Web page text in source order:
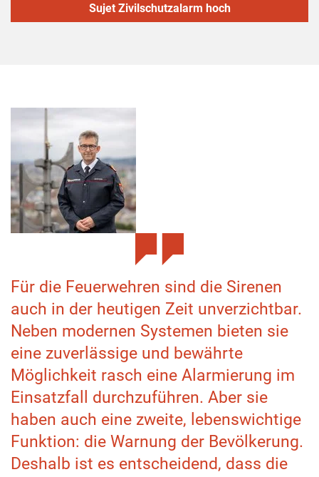
Sujet Zivilschutzalarm hoch
Für die Feuerwehren sind die Sirenen
auch in der heutigen Zeit unverzichtbar.
Neben modernen Systemen bieten sie
eine zuverlässige und bewährte
Möglichkeit rasch eine Alarmierung im
Einsatzfall durchzuführen. Aber sie
haben auch eine zweite, lebenswichtige
Funktion: die Warnung der Bevölkerung.
Deshalb ist es entscheidend, dass die